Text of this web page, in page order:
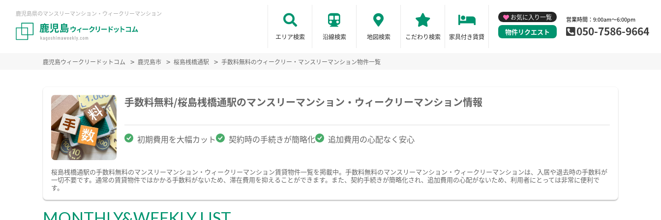
鹿児島県のマンスリーマンション・ウィークリーマンション
エリア検索 沿線検索 地図検索 こだわり検索 家具付き賃貸
お気に入り一覧
物件リクエスト
営業時間：9:00am～6:00pm
050-7586-9664
鹿児島ウィークリードットコム 鹿児島市 桜島桟橋通駅 手数料無料のウィークリー・マンスリーマンション物件一覧
手数料無料/桜島桟橋通駅のマンスリーマンション・ウィークリーマンション情報
初期費用を大幅カット 契約時の手続きが簡略化 追加費用の心配なく安心
桜島桟橋通駅の手数料無料のマンスリーマンション・ウィークリーマンション賃貸物件一覧を掲載中。手数料無料のマンスリーマンション・ウィークリーマンションは、入居や退去時の手数料が
一切不要です。通常の賃貸物件ではかかる手数料がないため、滞在費用を抑えることができます。また、契約手続きが簡略化され、追加費用の心配がないため、利用者にとっては非常に便利で
す。